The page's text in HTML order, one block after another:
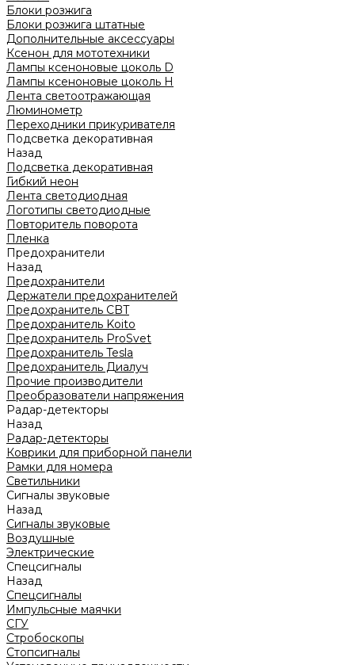
Блоки розжига
Блоки розжига штатные
Дополнительные аксессуары
Ксенон для мототехники
Лампы ксеноновые цоколь D
Лампы ксеноновые цоколь H
Лента светоотражающая
Люминометр
Переходники прикуривателя
Подсветка декоративная
Назад
Подсветка декоративная
Гибкий неон
Лента светодиодная
Логотипы светодиодные
Повторитель поворота
Пленка
Предохранители
Назад
Предохранители
Держатели предохранителей
Предохранитель CBT
Предохранитель Koito
Предохранитель ProSvet
Предохранитель Tesla
Предохранитель Диалуч
Прочие производители
Преобразователи напряжения
Радар-детекторы
Назад
Радар-детекторы
Коврики для приборной панели
Рамки для номера
Светильники
Сигналы звуковые
Назад
Сигналы звуковые
Воздушные
Электрические
Спецсигналы
Назад
Спецсигналы
Импульсные маячки
СГУ
Стробоскопы
Стопсигналы